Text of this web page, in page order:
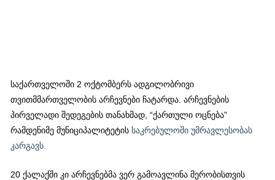
საქართველოში 2 ოქტომბერს ადგილობრივი
თვითმმართველობის არჩევნები ჩატარდა. არჩევნების
პირველადი შედეგების თანახმად, “ქართული ოცნება”
რამდენიმე მუნიციპალიტეტის საკრებულოში უმრავლესობას
კარგავს.
20 ქალაქში კი არჩევნებმა ვერ გამოავლინა მერობისთვის